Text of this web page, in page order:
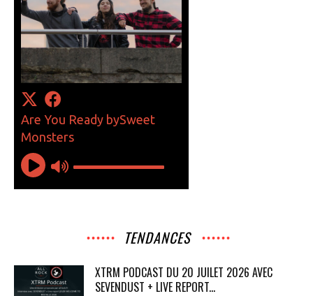
TENDANCES
XTRM PODCAST DU 20 JUILET 2026 AVEC
SEVENDUST + LIVE REPORT...